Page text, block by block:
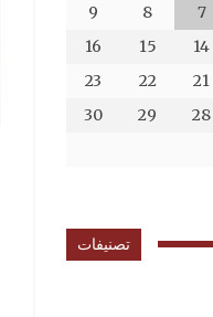
7
8
9
14
15
16
21
22
23
28
29
30
تصنيفات